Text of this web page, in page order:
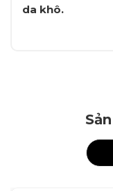
da khô.